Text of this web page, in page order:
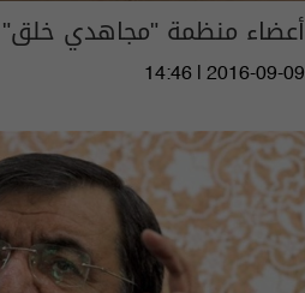
أعضاء منظمة "مجاهدي خلق"
14:46 | 2016-09-09